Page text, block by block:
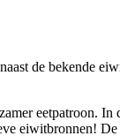
de bekende
eetpatroon. In
eiwitbronnen!